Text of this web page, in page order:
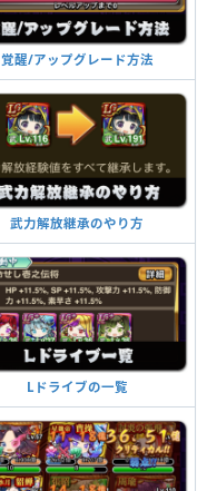
覚醒/アップグレード方法
武力解放継承のやり方
Lドライブの一覧